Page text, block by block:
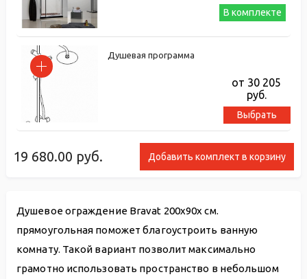
19 680.00 руб. Добавить комплект в корзину
В комплекте
Душевая программа
от 30 205
руб.
Выбрать
Душевое ограждение Bravat 200x90x см.
прямоугольная поможет благоустроить ванную
комнату. Такой вариант позволит максимально
грамотно использовать пространство в небольшом